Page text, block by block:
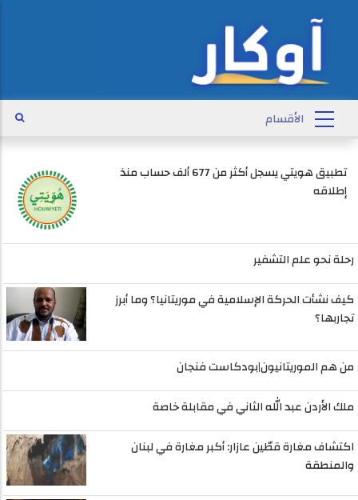
تطبيق هويتي يسجل أكثر من 677 ألف حساب منذ
إطلاقه
رحلة نحو علم التشفير
كيف نشأت الحركة الإسلامية في موريتانيا؟ وما أبرز
تجاربها؟
من هم الموريتانيون|بودكاست فنجان
ملك الأردن عبد الله الثاني في مقابلة خاصة
اكتشاف مغارة قطّين عازار: أكبر مغارة في لبنان
والمنطقة